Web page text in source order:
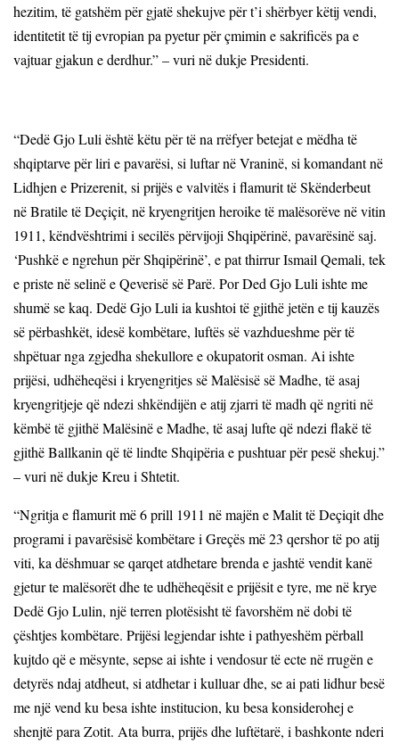
hezitim, të gatshëm për gjatë shekujve për t’i shërbyer këtij vendi,
identitetit të tij evropian pa pyetur për çmimin e sakrificës pa e
vajtuar gjakun e derdhur.” – vuri në dukje Presidenti.
“Dedë Gjo Luli është këtu për të na rrëfyer betejat e mëdha të
shqiptarve për liri e pavarësi, si luftar në Vraninë, si komandant në
Lidhjen e Prizerenit, si prijës e valvitës i flamurit të Skënderbeut
në Bratile të Deçiçit, në kryengritjen heroike të malësorëve në vitin
1911, këndvështrimi i secilës përvijoji Shqipërinë, pavarësinë saj.
‘Pushkë e ngrehun për Shqipërinë’, e pat thirrur Ismail Qemali, tek
e priste në selinë e Qeverisë së Parë. Por Ded Gjo Luli ishte me
shumë se kaq. Dedë Gjo Luli ia kushtoi të gjithë jetën e tij kauzës
së përbashkët, idesë kombëtare, luftës së vazhdueshme për të
shpëtuar nga zgjedha shekullore e okupatorit osman. Ai ishte
prijësi, udhëheqësi i kryengritjes së Malësisë së Madhe, të asaj
kryengritjeje që ndezi shkëndijën e atij zjarri të madh që ngriti në
këmbë të gjithë Malësinë e Madhe, të asaj lufte që ndezi flakë të
gjithë Ballkanin që të lindte Shqipëria e pushtuar për pesë shekuj.”
– vuri në dukje Kreu i Shtetit.
“Ngritja e flamurit më 6 prill 1911 në majën e Malit të Deçiqit dhe
programi i pavarësisë kombëtare i Greçës më 23 qershor të po atij
viti, ka dëshmuar se qarqet atdhetare brenda e jashtë vendit kanë
gjetur te malësorët dhe te udhëheqësit e prijësit e tyre, me në krye
Dedë Gjo Lulin, një terren plotësisht të favorshëm në dobi të
çështjes kombëtare. Prijësi legjendar ishte i pathyeshëm përball
kujtdo që e mësynte, sepse ai ishte i vendosur të ecte në rrugën e
detyrës ndaj atdheut, si atdhetar i kulluar dhe, se ai pati lidhur besë
me një vend ku besa ishte institucion, ku besa konsiderohej e
shenjtë para Zotit. Ata burra, prijës dhe luftëtarë, i bashkonte nderi